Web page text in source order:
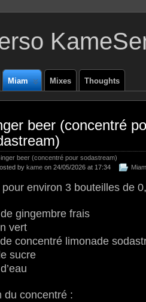
Miam Mixes Thoughts
beer (concentré
beer (concentré pour sodastream)
by kame on 24/05/2026 at 17:34 Miam
environ 3 bouteilles de
gingembre frais
vert
concentré limonade
sucre
du concentré :